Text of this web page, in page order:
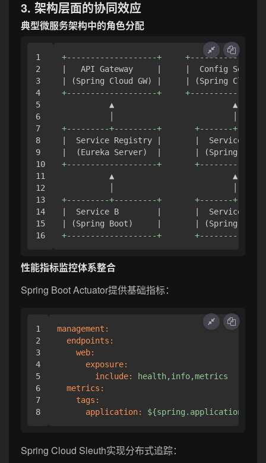
3. 架构层面的协同效应
典型微服务架构中的角色分配
1
2
3
4
5
6
7
8
9
10
11
12
13
14
15
+-------------------+
|   API Gateway     |     |  Config
+-------------------+
          ▲                         ▲
+---------+---------+       +-------
|  Service Registry |       |  Service A
+-------------------+
          ▲                         ▲
+---------+---------+       +-------
|  Service B        |       |  Service C
+-------------------+
性能指标监控体系整合
Spring Boot Actuator提供基础指标：
1
2
3
4
5
6
7
management:
endpoints:
web:
exposure:
include:
health,info,metrics
metrics:
tags:
application:
Spring Cloud Sleuth实现分布式追踪：